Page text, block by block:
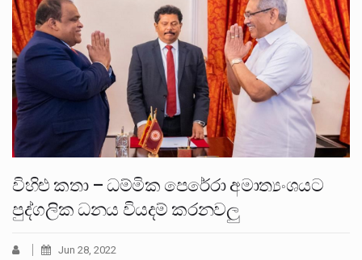
විහිළු කතා – ධම්මික පෙරේරා අමාත්‍යංශයට
පුද්ගලික ධනය වියදම් කරනවලු
Jun 28, 2022